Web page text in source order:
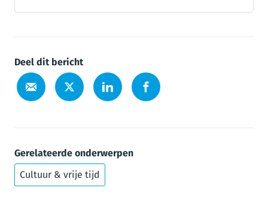
Deel dit bericht
Gerelateerde onderwerpen
Cultuur & vrije tijd